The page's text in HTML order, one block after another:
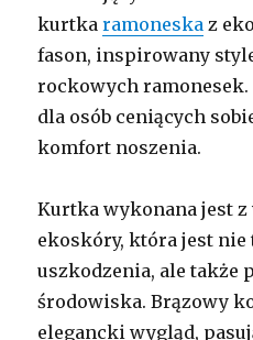
kurtkaramoneska z
fason, inspirowany
rockowych
dla osób ceniących
komfort noszenia.
Kurtka wykonana jest
ekoskóry, która jest
uszkodzenia, ale także
środowiska. Brązowy
elegancki wygląd,